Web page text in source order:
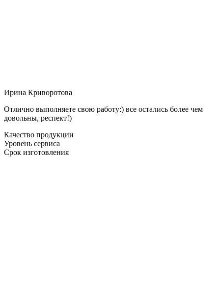
Ирина Криворотова
Отлично выполняете свою работу:) все остались более чем
довольны, респект!)
Качество продукции
Уровень сервиса
Срок изготовления